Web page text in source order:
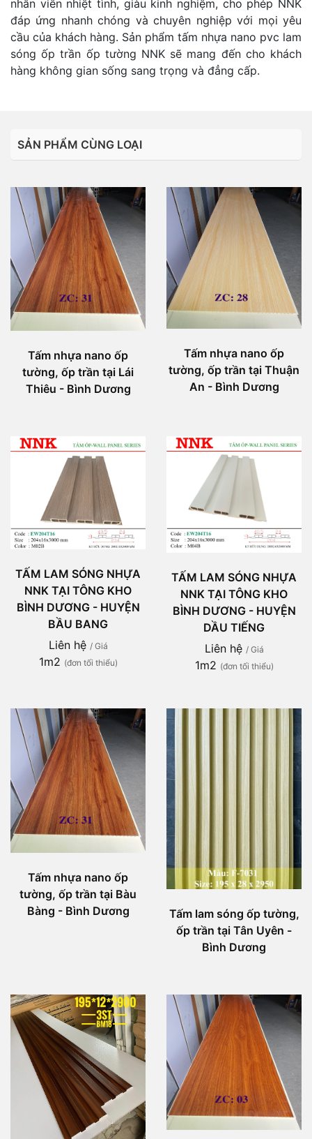
nhân viên nhiệt tình, giàu kinh nghiệm, cho phép NNK
đáp ứng nhanh chóng và chuyên nghiệp với mọi yêu
cầu của khách hàng. Sản phẩm tấm nhựa nano pvc lam
sóng ốp trần ốp tường NNK sẽ mang đến cho khách
hàng không gian sống sang trọng và đẳng cấp.
SẢN PHẨM CÙNG LOẠI
Tấm nhựa nano ốp
tường, ốp trần tại Lái
Thiêu - Bình Dương
Tấm nhựa nano ốp
tường, ốp trần tại Thuận
An - Bình Dương
TẤM LAM SÓNG NHỰA
NNK TẠI TÔNG KHO
BÌNH DƯƠNG - HUYỆN
BẦU BANG
Liên hệ / Giá
1m2 (đơn tối thiểu)
TẤM LAM SÓNG NHỰA
NNK TẠI TÔNG KHO
BÌNH DƯƠNG - HUYỆN
DẦU TIẾNG
Liên hệ / Giá
1m2 (đơn tối thiểu)
Tấm nhựa nano ốp
tường, ốp trần tại Bàu
Bàng - Bình Dương
Tấm lam sóng ốp tường,
ốp trần tại Tân Uyên -
Bình Dương